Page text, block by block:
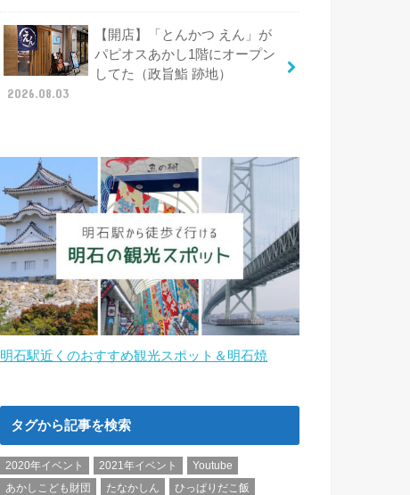
【開店】「とんかつ えん」が
パピオスあかし1階にオープン
してた（政旨鮨 跡地）
2026.08.03
明石駅近くのおすすめ観光スポット＆明石焼
タグから記事を検索
2020年イベント 2021年イベント
Youtube
あかしこども財団
たなかしん
ひっぱりだこ飯